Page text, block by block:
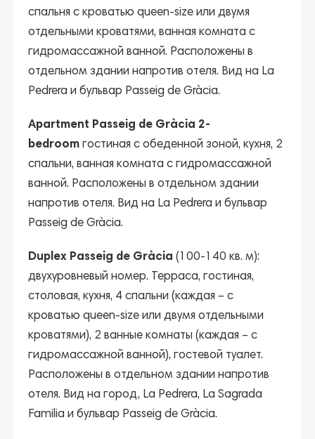
спальня с кроватью queen-size или двумя
отдельными кроватями, ванная комната с
гидромассажной ванной. Расположены в
отдельном здании напротив отеля. Вид на La
Pedrera и бульвар Passeig de Gràcia.
Apartment Passeig de Gràcia 2-
bedroom гостиная с обеденной зоной, кухня, 2
спальни, ванная комната с гидромассажной
ванной. Расположены в отдельном здании
напротив отеля. Вид на La Pedrera и бульвар
Passeig de Gràcia.
Duplex Passeig de Gràcia (100-140 кв. м):
двухуровневый номер. Терраса, гостиная,
столовая, кухня, 4 спальни (каждая – с
кроватью queen-size или двумя отдельными
кроватями), 2 ванные комнаты (каждая – с
гидромассажной ванной), гостевой туалет.
Расположены в отдельном здании напротив
отеля. Вид на город, La Pedrera, La Sagrada
Familia и бульвар Passeig de Gràcia.